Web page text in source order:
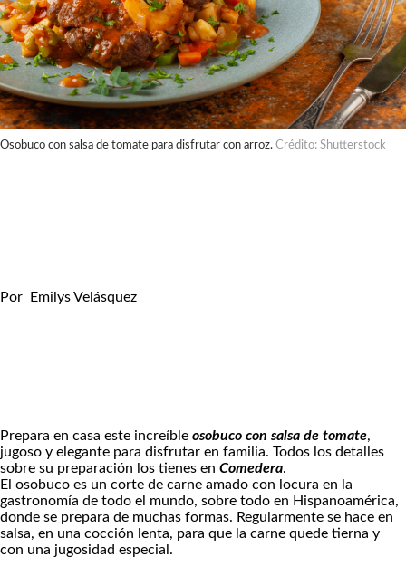
Osobuco con salsa de tomate para disfrutar con arroz. Crédito: Shutterstock
Por Emilys Velásquez
Prepara en casa este increíble osobuco con salsa de tomate,
jugoso y elegante para disfrutar en familia. Todos los detalles
sobre su preparación los tienes en Comedera.
El osobuco es un corte de carne amado con locura en la
gastronomía de todo el mundo, sobre todo en Hispanoamérica,
donde se prepara de muchas formas. Regularmente se hace en
salsa, en una cocción lenta, para que la carne quede tierna y
con una jugosidad especial.